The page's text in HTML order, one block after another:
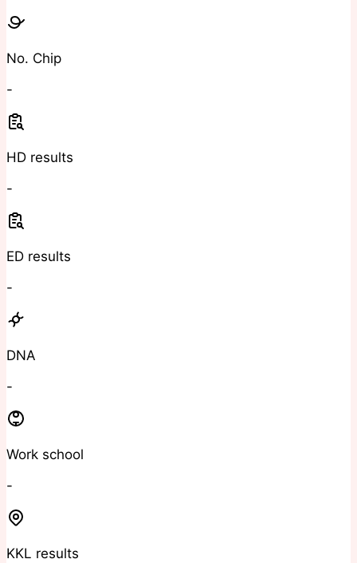
No. Chip
-
HD results
-
ED results
-
DNA
-
Work school
-
KKL results